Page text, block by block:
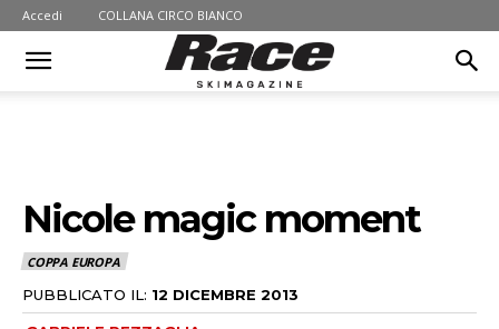
Accedi COLLANA CIRCO BIANCO
Nicole magic moment
COPPA EUROPA
PUBBLICATO IL: 12 DICEMBRE 2013